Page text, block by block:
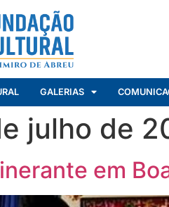
GALERIAS
julho de
em